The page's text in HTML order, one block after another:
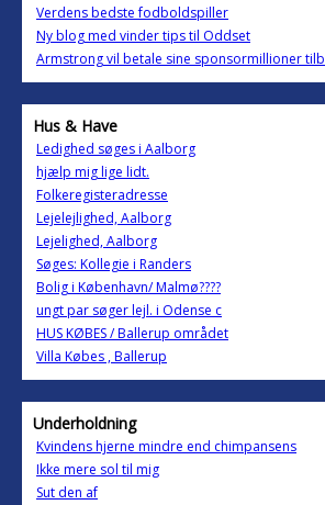
Verdens bedste fodboldspiller
Ny blog med vinder tips til Oddset
Armstrong vil betale sine sponsormillioner
Hus & Have
Ledighed søges i Aalborg
hjælp mig lige lidt.
Folkeregisteradresse
Lejelejlighed, Aalborg
Lejelighed, Aalborg
Søges: Kollegie i Randers
Bolig i København/ Malmø????
ungt par søger lejl. i Odense c
HUS KØBES / Ballerup området
Villa Købes , Ballerup
Underholdning
Kvindens hjerne mindre end chimpansens
Ikke mere sol til mig
Sut den af